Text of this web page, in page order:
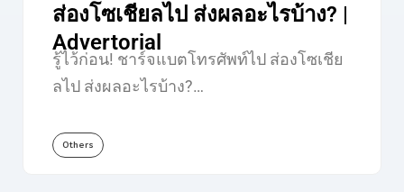
ส่องโซเชียลไป ส่งผลอะไรบ้าง? |
Advertorial
รู้ไว้ก่อน! ชาร์จแบตโทรศัพท์ไป ส่องโซเชีย
ลไป ส่งผลอะไรบ้าง?…
Others